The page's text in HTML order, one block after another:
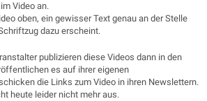
Video an.
oben, ein gewisser Text genau an der Stelle
dazu erscheint.
publizieren diese Videos dann in den
es auf ihrer eigenen
die Links zum Video in ihren Newslettern.
heute leider nicht mehr aus.